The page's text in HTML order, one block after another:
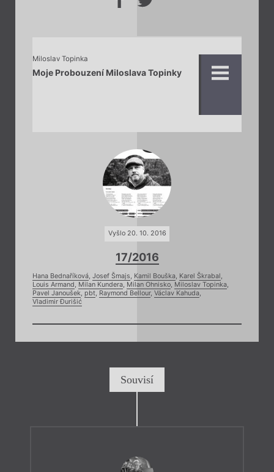
Miloslav Topinka
Moje Probouzení Miloslava Topinky
Vyšlo 20. 10. 2016
17/2016
Hana Bednaříková, Josef Šmajs, Kamil Bouška, Karel Škrabal,
Louis Armand, Milan Kundera, Milan Ohnisko, Miloslav Topinka,
Pavel Janoušek, pbt, Raymond Bellour, Václav Kahuda,
Vladimir Đurišić
Souvisí